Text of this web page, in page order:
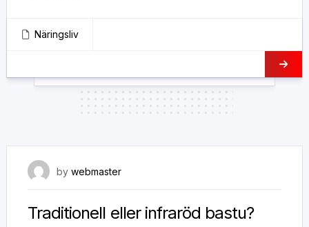
Näringsliv
by webmaster
Traditionell eller infraröd bastu?